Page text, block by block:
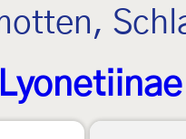
Lyonetiinae